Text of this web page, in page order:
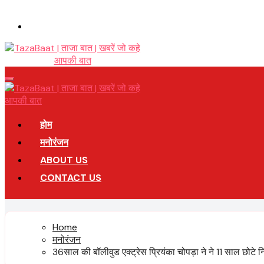
Taza Bat
खबरें जो कहे आपकी बात
खबरें जो कहे आपकी बात
होम
मनोरंजन
ABOUT US
CONTACT US
Home
मनोरंजन
36साल की बॉलीवुड एक्ट्रेस प्रियंका चोपड़ा ने ने 11 साल छोटे